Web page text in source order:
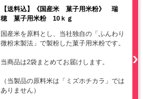
【送料込】《国産米 菓子用米粉》 瑞
穂 菓子用米粉 10ｋｇ
国産米を原料とし、当社独自の「ふんわり
微粉末製法」で製粉した菓子用米粉です。
当商品は2袋まとめてお届けします。
（当製品の原料米は「ミズホチカラ」では
ありません）